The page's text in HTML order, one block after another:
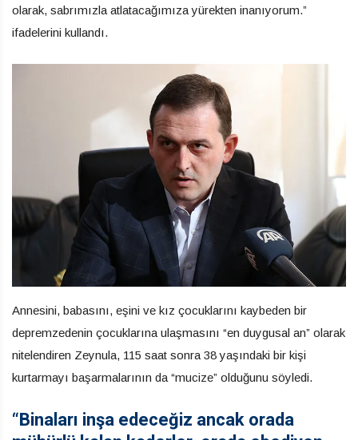
olarak, sabrımızla atlatacağımıza yürekten inanıyorum.”
ifadelerini kullandı.
Annesini, babasını, eşini ve kız çocuklarını kaybeden bir
depremzedenin çocuklarına ulaşmasını “en duygusal an” olarak
nitelendiren Zeynula, 115 saat sonra 38 yaşındaki bir kişi
kurtarmayı başarmalarının da “mucize” olduğunu söyledi.
“Binaları inşa edeceğiz ancak orada